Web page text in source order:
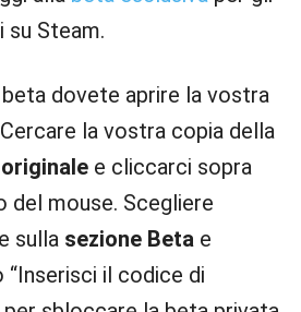
su Steam.
dovete aprire la vostra
la vostra copia della
e cliccarci sopra
mouse. Scegliere
sulla sezione Beta e
“Inserisci il codice di